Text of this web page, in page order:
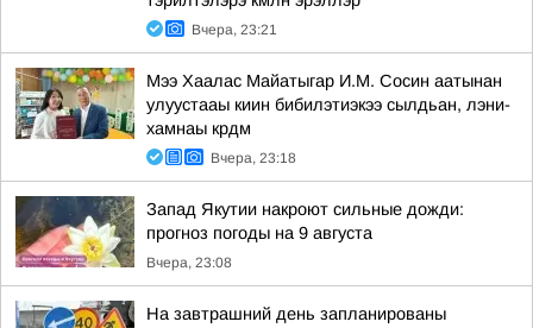
Вчера, 23:21
Мээ Хаалас Майатыгар И.М. Сосин аатынан
улуустааы киин бибилэтиэкээ сылдьан, лэни-
хамнаы крдм
Вчера, 23:18
Запад Якутии накроют сильные дожди:
прогноз погоды на 9 августа
Вчера, 23:08
На завтрашний день запланированы